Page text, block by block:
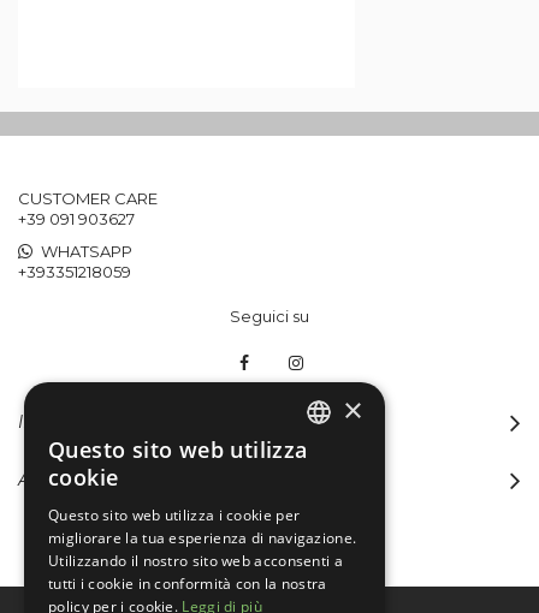
CUSTOMER CARE
+39 091 903627
WHATSAPP
+393351218059
Seguici su
INFORMAZIONI
ACCOUNT
×
Questo sito web utilizza
cookie
Questo sito web utilizza i cookie per
migliorare la tua esperienza di navigazione.
Utilizzando il nostro sito web acconsenti a
tutti i cookie in conformità con la nostra
policy per i cookie. Leggi di più